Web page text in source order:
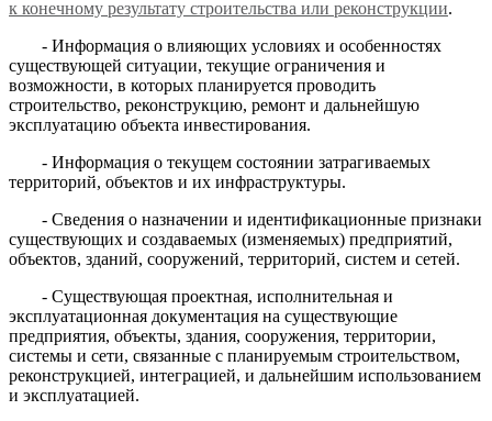
к конечному результату строительства или реконструкции.
- Информация о влияющих условиях и особенностях
существующей ситуации, текущие ограничения и
возможности, в которых планируется проводить
строительство, реконструкцию, ремонт и дальнейшую
эксплуатацию объекта инвестирования.
- Информация о текущем состоянии затрагиваемых
территорий, объектов и их инфраструктуры.
- Сведения о назначении и идентификационные признаки
существующих и создаваемых (изменяемых) предприятий,
объектов, зданий, сооружений, территорий, систем и сетей.
- Существующая проектная, исполнительная и
эксплуатационная документация на существующие
предприятия, объекты, здания, сооружения, территории,
системы и сети, связанные с планируемым строительством,
реконструкцией, интеграцией, и дальнейшим использованием
и эксплуатацией.